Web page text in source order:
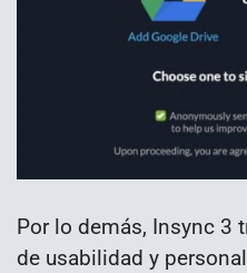
Por lo demás, Insync 3
de usabilidad y